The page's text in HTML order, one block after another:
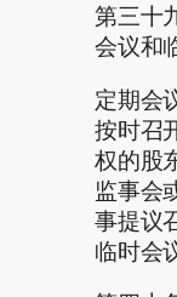
第三十
会议和
定期会
按时召
权的股
监事会
事提议
临时会